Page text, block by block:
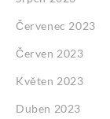
Červenec 2023
Červen 2023
Květen 2023
Duben 2023